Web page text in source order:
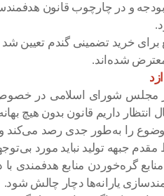
منابع و مصارف مربوط به خرید تضمینی همواره
۵۵۰ هزار میلیارد تومان منابع برای
شده‌اند.
داریم قانون بدون هیچ
را به‌طور جدی رصد می‌کند و
جبهه تولید نباید مورد
گره‌خوردن منابع
یارانه‌ها دچار چالش شود.